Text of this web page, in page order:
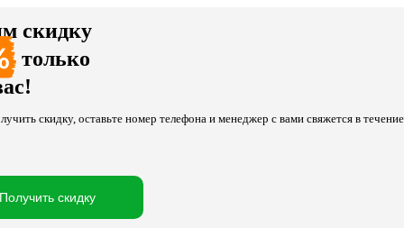
скидку
только
скидку, оставьте номер телефона и менеджер с вами свяжется в
Получить скидку